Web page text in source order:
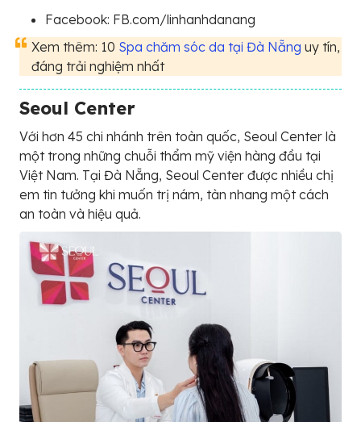
Facebook: FB.com/linhanhdanang
Xem thêm: 10 Spa chăm sóc da tại Đà Nẵng uy tín,
đáng trải nghiệm nhất
Seoul Center
Với hơn 45 chi nhánh trên toàn quốc, Seoul Center là
một trong những chuỗi thẩm mỹ viện hàng đầu tại
Việt Nam. Tại Đà Nẵng, Seoul Center được nhiều chị
em tin tưởng khi muốn trị nám, tàn nhang một cách
an toàn và hiệu quả.